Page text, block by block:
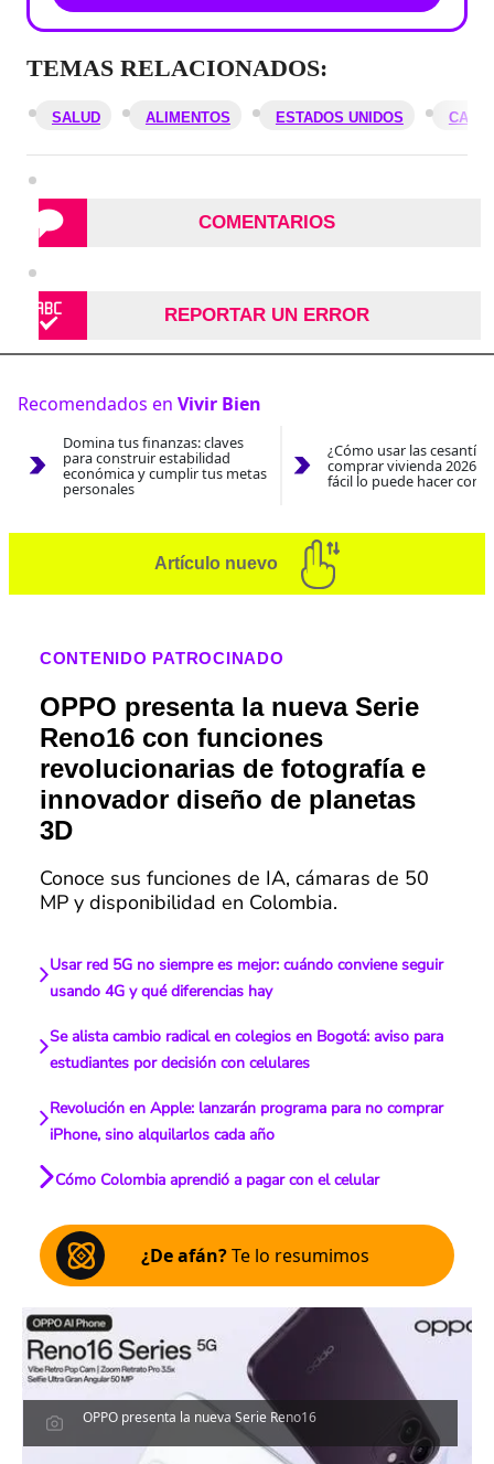
TEMAS RELACIONADOS:
SALUD ALIMENTOS ESTADOS UNIDOS
COMENTARIOS
REPORTAR UN ERROR
Recomendados en Vivir Bien
Domina tus finanzas: claves
para construir estabilidad
económica y cumplir tus metas
personales
¿Cómo usar las
comprar vivienda 2026?
fácil lo puede hacer con
Artículo nuevo
CONTENIDO PATROCINADO
OPPO presenta la nueva Serie
Reno16 con funciones
revolucionarias de fotografía e
innovador diseño de planetas
3D
Conoce sus funciones de IA, cámaras de 50
MP y disponibilidad en Colombia.
Usar red 5G no siempre es mejor: cuándo conviene seguir
usando 4G y qué diferencias hay
Se alista cambio radical en colegios en Bogotá: aviso para
estudiantes por decisión con celulares
Revolución en Apple: lanzarán programa para no comprar
iPhone, sino alquilarlos cada año
Cómo Colombia aprendió a pagar con el celular
¿De afán?Te lo resumimos
OPPO presenta la nueva Serie Reno16